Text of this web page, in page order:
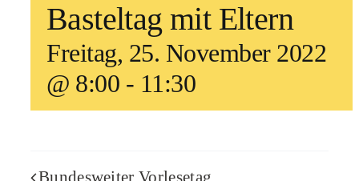
Basteltag mit Eltern
Freitag, 25. November 2022
@ 8:00 - 11:30
Bundesweiter Vorlesetag